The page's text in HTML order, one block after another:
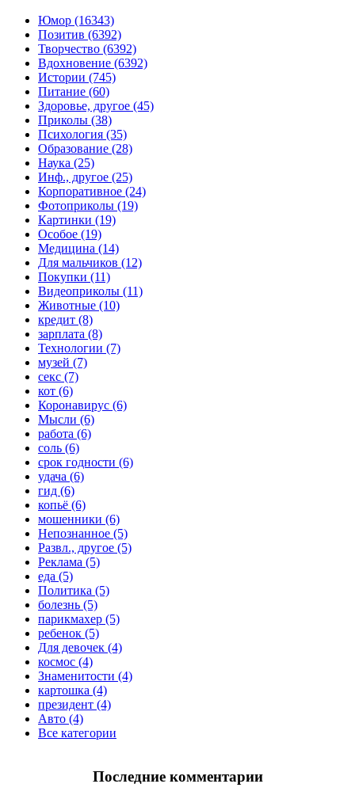
Юмор (16343)
Позитив (6392)
Творчество (6392)
Вдохновение (6392)
Истории (745)
Питание (60)
Здоровье, другое (45)
Приколы (38)
Психология (35)
Образование (28)
Наука (25)
Инф., другое (25)
Корпоративное (24)
Фотоприколы (19)
Картинки (19)
Особое (19)
Медицина (14)
Для мальчиков (12)
Покупки (11)
Видеоприколы (11)
Животные (10)
кредит (8)
зарплата (8)
Технологии (7)
музей (7)
секс (7)
кот (6)
Коронавирус (6)
Мысли (6)
работа (6)
соль (6)
срок годности (6)
удача (6)
гид (6)
копьё (6)
мошенники (6)
Непознанное (5)
Развл., другое (5)
Реклама (5)
еда (5)
Политика (5)
болезнь (5)
парикмахер (5)
ребенок (5)
Для девочек (4)
космос (4)
Знаменитости (4)
картошка (4)
президент (4)
Авто (4)
Все категории
Последние комментарии